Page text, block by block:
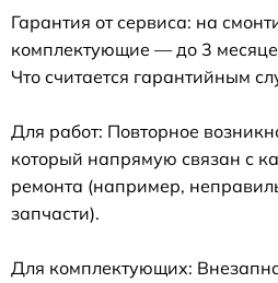
Гарантия от сервиса: на
комплектующие — до 3
Что считается гарантийным
Для работ: Повторное
который напрямую связан с
ремонта (например,
запчасти).
Для комплектующих: